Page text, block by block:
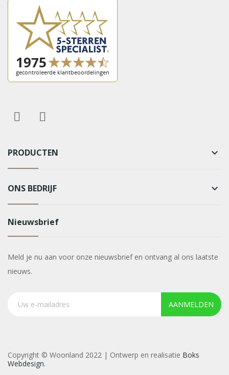
PRODUCTEN keyboard_arrow_down
ONS BEDRIJF keyboard_arrow_down
Nieuwsbrief
Meld je nu aan voor onze nieuwsbrief en ontvang al ons laatste
nieuws.
AANMELDEN
Copyright © Woonland 2022 | Ontwerp en realisatie Boks
Webdesign.